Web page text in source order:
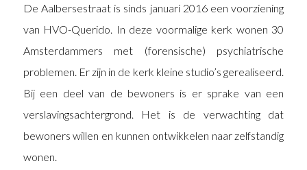
De Aalbersestraat is sinds januari 2016 een voorziening
van HVO-Querido. In deze voormalige kerk wonen 30
Amsterdammers met (forensische) psychiatrische
problemen. Er zijn in de kerk kleine studio’s gerealiseerd.
Bij een deel van de bewoners is er sprake van een
verslavingsachtergrond. Het is de verwachting dat
bewoners willen en kunnen ontwikkelen naar zelfstandig
wonen.